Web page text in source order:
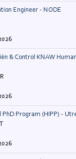
Engineer - NODE
& Control KNAW
Program (HIPP) -